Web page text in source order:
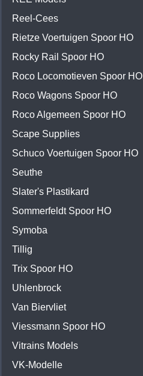
Reel-Cees
Rietze Voertuigen Spoor HO
Rocky Rail Spoor HO
Roco Locomotieven Spoor HO
Roco Wagons Spoor HO
Roco Algemeen Spoor HO
Scape Supplies
Schuco Voertuigen Spoor HO
Seuthe
Slater's Plastikard
Sommerfeldt Spoor HO
Symoba
Tillig
Trix Spoor HO
Uhlenbrock
Van Biervliet
Viessmann Spoor HO
Vitrains Models
VK-Modelle